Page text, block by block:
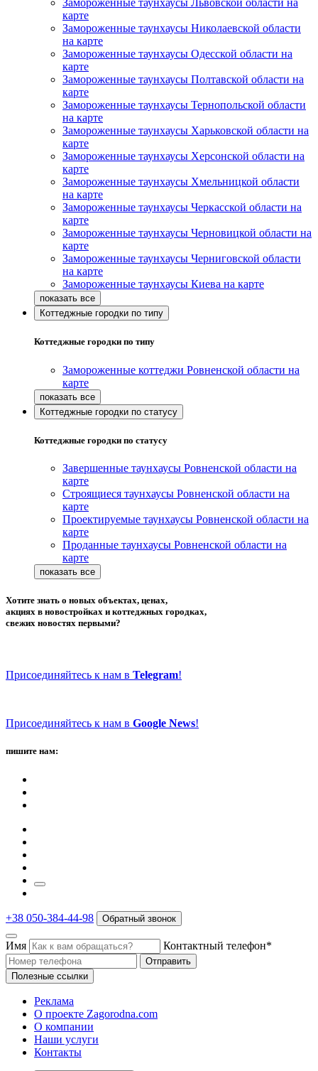
Замороженные таунхаусы Львовской области на
карте
Замороженные таунхаусы Николаевской области
на карте
Замороженные таунхаусы Одесской области на
карте
Замороженные таунхаусы Полтавской области на
карте
Замороженные таунхаусы Тернопольской области
на карте
Замороженные таунхаусы Харьковской области на
карте
Замороженные таунхаусы Херсонской области на
карте
Замороженные таунхаусы Хмельницкой области
на карте
Замороженные таунхаусы Черкасской области на
карте
Замороженные таунхаусы Черновицкой области на
карте
Замороженные таунхаусы Черниговской области
на карте
Замороженные таунхаусы Киева на карте
Коттеджные городки по типу
Коттеджные городки по типу
Замороженные коттеджи Ровненской области на
карте
Коттеджные городки по статусу
Коттеджные городки по статусу
Завершенные таунхаусы Ровненской области на
карте
Строящиеся таунхаусы Ровненской области на
карте
Проектируемые таунхаусы Ровненской области на
карте
Проданные таунхаусы Ровненской области на
карте
Хотите знать о новых объектах, ценах,
акциях в новостройках и коттеджных городках,
свежих новостях первыми?
Присоединяйтесь к нам в Telegram!
Присоединяйтесь к нам в Google News!
пишите нам:
+38 050-384-44-98 Обратный звонок
Имя Контактный телефон*
Отправить
Полезные ссылки
Реклама
О проекте Zagorodna.com
О компании
Наши услуги
Контакты